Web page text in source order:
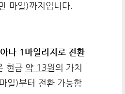
마일)까지입니다.
나 1마일리지로 전환
현금 약 13원의 가치
일)부터 전환 가능함